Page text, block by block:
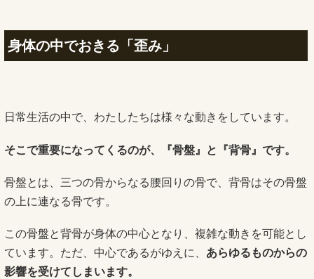
身体の中でおきる「歪み」
日常生活の中で、わたしたちは様々な動きをしています。
そこで重要になってくるのが、『骨盤』と『背骨』です。
骨盤とは、三つの骨からなる腰回りの骨で、背骨はその骨盤
の上に連なる骨です。
この骨盤と背骨が身体の中心となり、複雑な動きを可能とし
ています。ただ、中心であるがゆえに、 あらゆるものからの
影響を受けてしまいます。